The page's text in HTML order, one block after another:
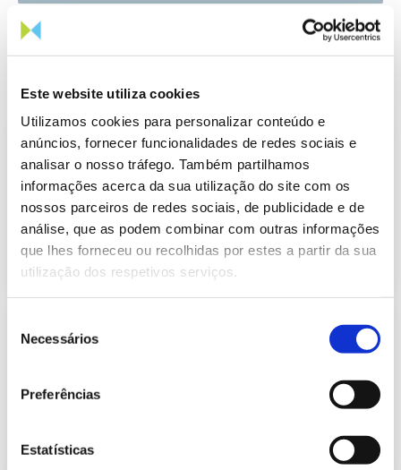
Este website utiliza cookies
Utilizamos cookies para personalizar conteúdo e
anúncios, fornecer funcionalidades de redes sociais e
analisar o nosso tráfego. Também partilhamos
informações acerca da sua utilização do site com os
nossos parceiros de redes sociais, de publicidade e de
análise, que as podem combinar com outras informações
que lhes forneceu ou recolhidas por estes a partir da sua
utilização dos respetivos serviços.
Necessários
Preferências
Estatísticas
Data Crescente
414.99 Kb
Previsão do Consumo de Energia
Elétrica de maio de 2023
Publicação com periodicidade mensal, com
informação sobre Eletricidade
2023-05-02 Eletricidade
Elétrica de junho de 2023